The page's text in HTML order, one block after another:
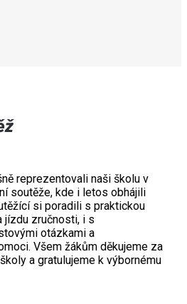
reprezentovali naši školu v
soutěže, kde i letos obhájili
si poradili s praktickou
jízdu zručnosti, i s
otázkami a
Všem žákům děkujeme za
a gratulujeme k výbornému